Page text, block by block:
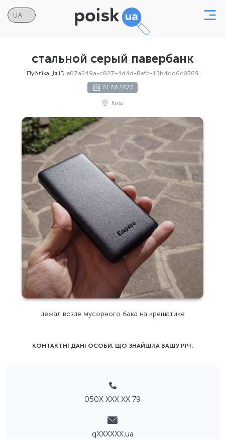
стальной серый павербанк
Публікація ID e07a249a-c827-4d4d-8afc-15b4dd6c8369
01.06.2026
Київ
лежал возле мусорного бака на крещатике
КОНТАКТНІ ДАНІ ОСОБИ, ЩО ЗНАЙШЛА ВАШУ РIЧ:
050Х ХХХ ХХ 79
qХХХХХХ.ua